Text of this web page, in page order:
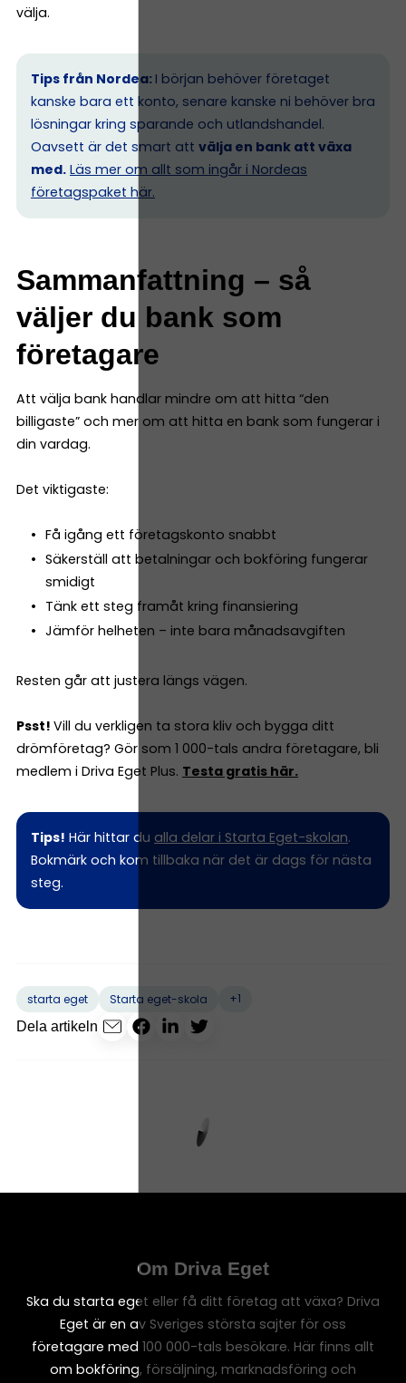
välja.
Tips från Nordea: I början behöver företaget
kanske bara ett konto, senare kanske ni behöver bra
lösningar kring sparande och utlandshandel.
Oavsett är det smart att välja en bank att växa
med. Läs mer om allt som ingår i Nordeas
företagspaket här.
Sammanfattning – så
väljer du bank som
företagare
Att välja bank handlar mindre om att hitta “den
billigaste” och mer om att hitta en bank som fungerar i
din vardag.
Det viktigaste:
Få igång ett företagskonto snabbt
Säkerställ att betalningar och bokföring fungerar
smidigt
Tänk ett steg framåt kring finansiering
Jämför helheten – inte bara månadsavgiften
Resten går att justera längs vägen.
Psst! Vill du verkligen ta stora kliv och bygga ditt
drömföretag? Gör som 1 000-tals andra företagare, bli
medlem i Driva Eget Plus. Testa gratis här.
Tips! Här hittar du alla delar i Starta Eget-skolan.
Bokmärk och kom tillbaka när det är dags för nästa
steg.
starta eget Starta eget-skola
+1
Dela artikeln
Om Driva Eget
Ska du starta eget eller få ditt företag att växa? Driva
Eget är en av Sveriges största sajter för oss
företagare med 100 000-tals besökare. Här finns allt
om bokföring, försäljning, marknadsföring och